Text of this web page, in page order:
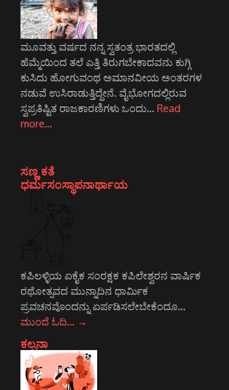
ಮೂವತ್ತು ವರ್ಷದ ನನ್ನ ಸ್ವತಂತ್ರ ಭಾರತದಲ್ಲಿ
ಹೆಮ್ಮೆಯಿಂದ ತಲೆ ಎತ್ತಿ ತಿರುಗಬೇಕಾದವನು ಕುಗ್ಗಿ
ಕುಸಿದು ಹೋಗುವಂಥ ಅಮಾನವೀಯ ಅಂತರಗಳ
ನಡುವೆ ಉಸಿರಾಡುತ್ತಿದ್ದೇನೆ. ವೈಭೋಗದಲ್ಲಿರುವ
ಸ್ವಪ್ರತಿಷ್ಟಿತ ರಾಜಕಾರಣಿಗಳು ಒಂದು… Read
more…
ಸಣ್ಣ ಕತೆ
ಧರ್ಮಸಂಸ್ಥಾಪನಾರ್ಥಾಯ
ಕಪಿಲಳ್ಳಿಯ ಏಕೈಕ ಸಂರಕ್ಷಕ ಕಪಿಲೇಶ್ವರನ ವಾರ್ಷಿಕ
ರಥೋತ್ಸವದ ಮುನ್ನಾದಿನ ಧಾರ್ಮಿಕ
ಪ್ರವಚನವೊಂದನ್ನು ಏರ್ಪಡಿಸಲೇಬೇಕೆಂದೂ…
ಮುಂದೆ ಓದಿ… →
ಕಲ್ಪನಾ